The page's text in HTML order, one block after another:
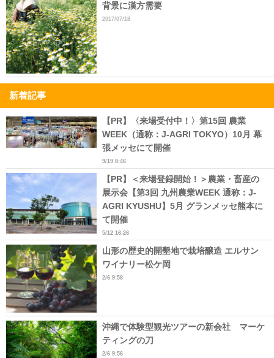
背景に漢方需要
2017/07/18
新着記事
【PR】〈来場受付中！〉第15回 農業
WEEK（通称：J-AGRI TOKYO）10月 幕
張メッセにて開催
9/19 8:46
【PR】＜来場登録開始！＞農業・畜産の
展示会【第3回 九州農業WEEK 通称：J-
AGRI KYUSHU】5月 グランメッセ熊本に
て開催
5/12 16:26
山形の歴史的開墾地で栽培醸造 エルサン
ワイナリー松ケ岡
2/6 9:58
沖縄で体験型観光ツアーの新会社 マーケ
ティングの刀
2/6 9:56